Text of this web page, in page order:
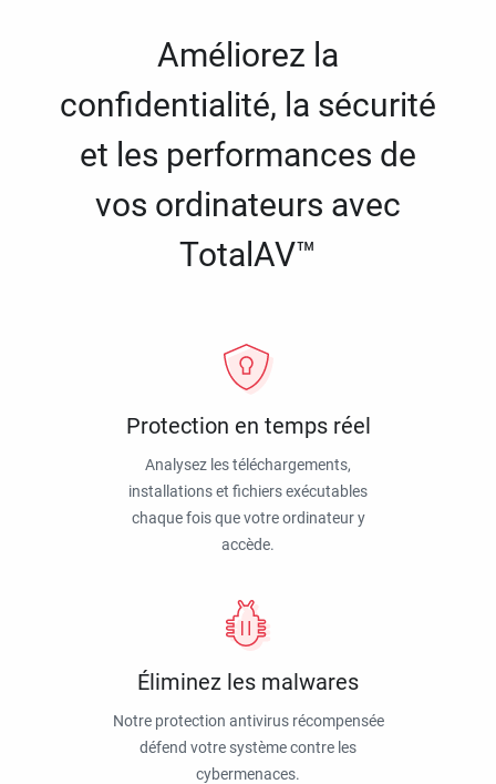
Améliorez la
confidentialité, la sécurité
et les performances de
vos ordinateurs avec
TotalAV™
Protection en temps réel
Analysez les téléchargements,
installations et fichiers exécutables
chaque fois que votre ordinateur y
accède.
Éliminez les malwares
Notre protection antivirus récompensée
défend votre système contre les
cybermenaces.